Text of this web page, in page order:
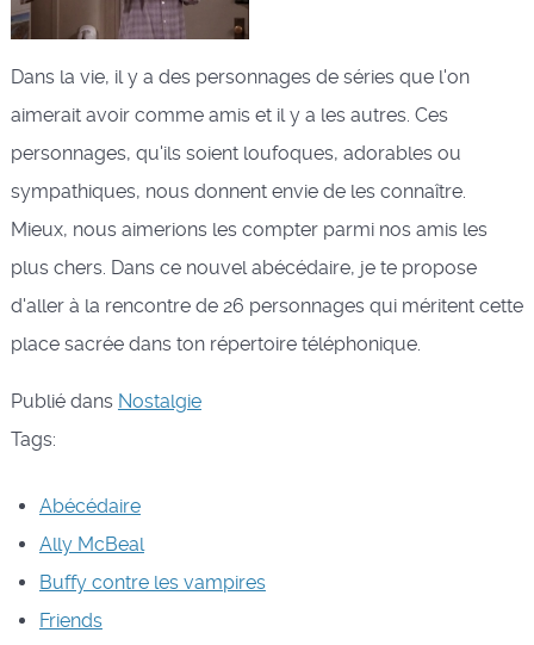
Dans la vie, il y a des personnages de séries que l'on
aimerait avoir comme amis et il y a les autres. Ces
personnages, qu'ils soient loufoques, adorables ou
sympathiques, nous donnent envie de les connaître.
Mieux, nous aimerions les compter parmi nos amis les
plus chers. Dans ce nouvel abécédaire, je te propose
d'aller à la rencontre de 26 personnages qui méritent cette
place sacrée dans ton répertoire téléphonique.
Publié dans Nostalgie
Tags:
Abécédaire
Ally McBeal
Buffy contre les vampires
Friends